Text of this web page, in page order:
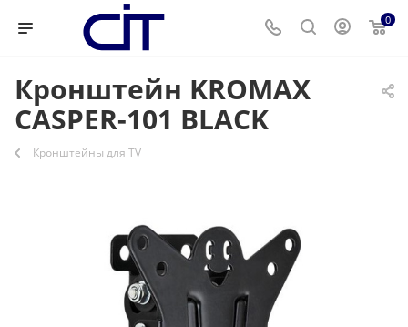
0
Кронштейн KROMAX
CASPER-101 BLACK
Кронштейны для ТV